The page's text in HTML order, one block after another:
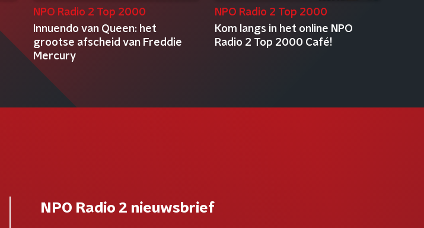
NPO Radio 2 Top 2000
Innuendo van Queen: het
grootse afscheid van Freddie
Mercury
NPO Radio 2 Top 2000
Kom langs in het online NPO
Radio 2 Top 2000 Café!
NPO Radio 2 nieuwsbrief